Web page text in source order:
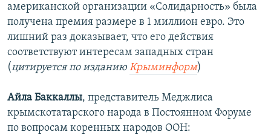
американской организации «Солидарность» была
получена премия размере в 1 миллион евро. Это
лишний раз доказывает, что его действия
соответствуют интересам западных стран
(цитируется по изданию Крыминформ)
Айла Баккаллы, представитель Меджлиса
крымскотатарского народа в Постоянном Форуме
по вопросам коренных народов ООН: